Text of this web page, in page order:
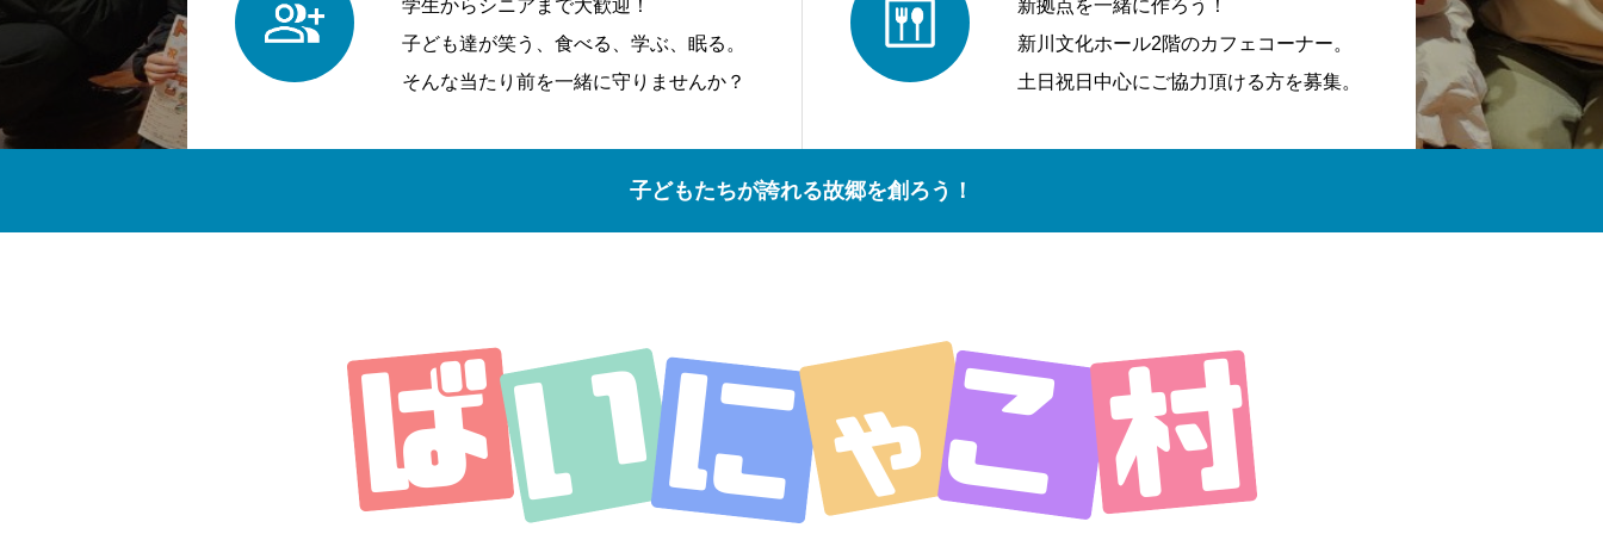
学生からシニアまで大歓迎！
子ども達が笑う、食べる、学ぶ、眠る。
そんな当たり前を一緒に守りませんか？
新拠点を一緒に作ろう！
新川文化ホール2階のカフェコーナー。
土日祝日中心にご協力頂ける方を募集。
子どもたちが誇れる故郷を創ろう！